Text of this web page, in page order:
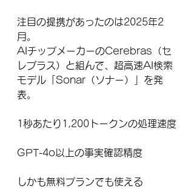
注目の提携があったのは2025年2
月。
AIチップメーカーのCerebras（セ
レブラス）と組んで、超高速AI検索
モデル「Sonar（ソナー）」を発
表。
1秒あたり1,200トークンの処理速度
GPT-4o以上の事実確認精度
しかも無料プランでも使える